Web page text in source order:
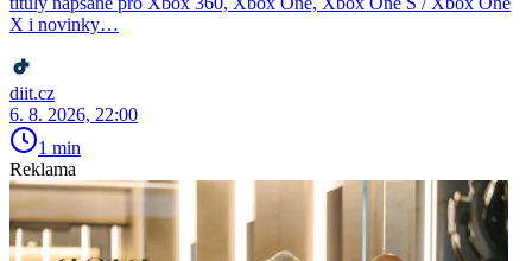
X i novinky…
diit.cz
6. 8. 2026, 22:00
1 min
Reklama